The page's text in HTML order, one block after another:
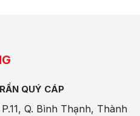
QUÝ CÁP
Q. Bình Thạnh, Thành